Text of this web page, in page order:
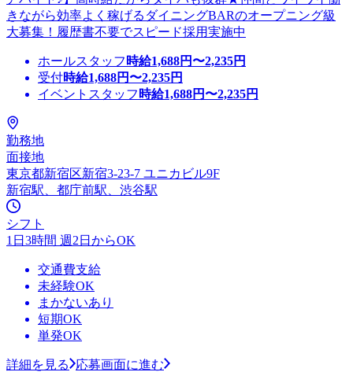
きながら効率よく稼げるダイニングBARのオープニング級
大募集！履歴書不要でスピード採用実施中
ホールスタッフ 時給1,688円〜2,235円
受付時給1,688円〜2,235円
イベントスタッフ 時給1,688円〜2,235円
勤務地
面接地
東京都新宿区新宿3-23-7 ユニカビル9F
新宿駅、都庁前駅、渋谷駅
シフト
1日3時間 週2日からOK
交通費支給
未経験OK
まかないあり
短期OK
単発OK
詳細を見る
応募画面に進む